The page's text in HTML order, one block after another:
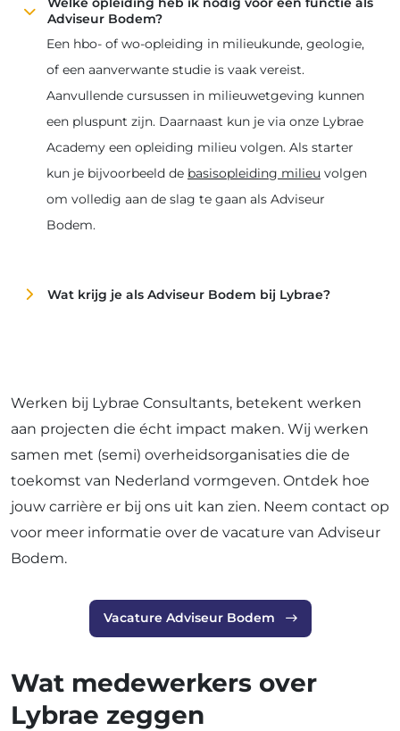
Adviseur Bodem?
Een hbo- of wo-opleiding in milieukunde, geologie,
of een aanverwante studie is vaak vereist.
Aanvullende cursussen in milieuwetgeving kunnen
een pluspunt zijn. Daarnaast kun je via onze Lybrae
Academy een opleiding milieu volgen. Als starter
kun je bijvoorbeeld de basisopleiding milieu volgen
om volledig aan de slag te gaan als Adviseur
Bodem.
Wat krijg je als Adviseur Bodem bij Lybrae?
Werken bij Lybrae Consultants, betekent werken
aan projecten die écht impact maken. Wij werken
samen met (semi) overheidsorganisaties die de
toekomst van Nederland vormgeven. Ontdek hoe
jouw carrière er bij ons uit kan zien. Neem contact op
voor meer informatie over de vacature van Adviseur
Bodem.
Vacature Adviseur Bodem
Wat medewerkers over
Lybrae zeggen